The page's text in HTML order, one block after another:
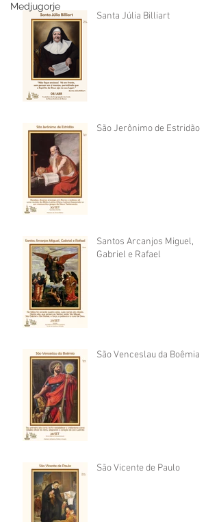
Medjugorje
Santa Júlia Billiart
São Jerônimo de Estridão
Santos Arcanjos Miguel,
Gabriel e Rafael
São Venceslau da Boêmia
São Vicente de Paulo